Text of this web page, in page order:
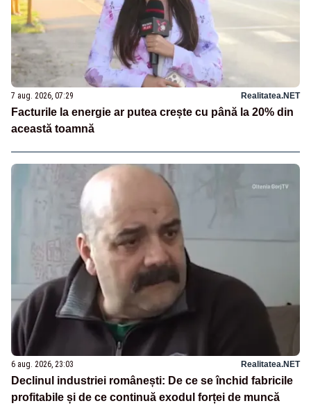
7 aug. 2026, 07:29 Realitatea.NET
Facturile la energie ar putea crește cu până la 20% din
această toamnă
6 aug. 2026, 23:03 Realitatea.NET
Declinul industriei românești: De ce se închid fabricile
profitabile și de ce continuă exodul forței de muncă